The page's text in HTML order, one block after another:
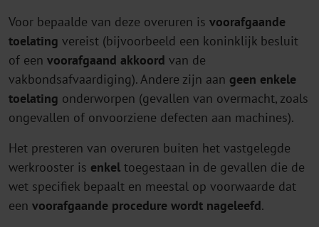
Voor bepaalde van deze overuren is voorafgaande
toelating vereist (bijvoorbeeld een koninklijk besluit
of een voorafgaand akkoord van de
vakbondsafvaardiging). Andere zijn aan geen enkele
toelating onderworpen (gevallen van overmacht, zoals
ongevallen of onvoorziene defecten aan machines).
Het presteren van overuren buiten het vastgelegde
werkrooster is enkel toegestaan in de gevallen die de
wet specifiek bepaalt en meestal op voorwaarde dat
een voorafgaande procedure wordt nageleefd.